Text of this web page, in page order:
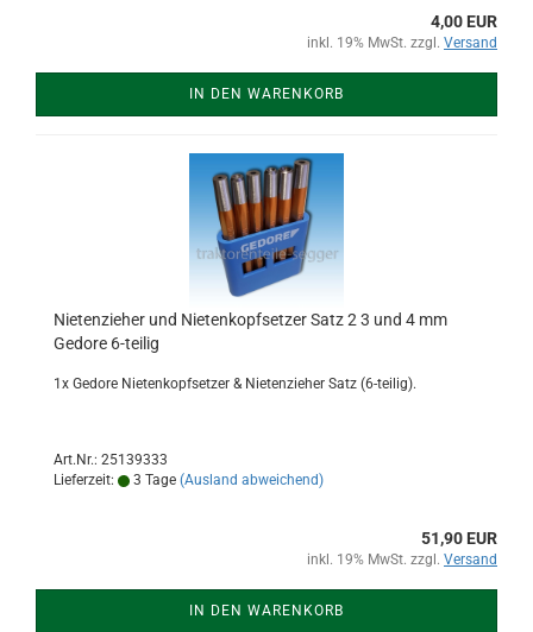
4,00 EUR
inkl. 19% MwSt. zzgl. Versand
IN DEN WARENKORB
Nietenzieher und Nietenkopfsetzer Satz 2 3 und 4 mm
Gedore 6-teilig
1x Gedore Nietenkopfsetzer & Nietenzieher Satz (6-teilig).
Art.Nr.: 25139333
Lieferzeit:
3 Tage (Ausland abweichend)
51,90 EUR
inkl. 19% MwSt. zzgl. Versand
IN DEN WARENKORB